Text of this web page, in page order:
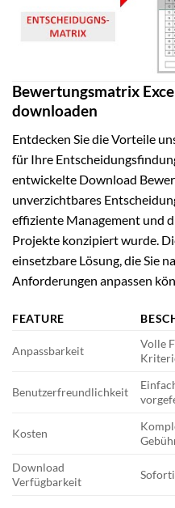
Bewertungsmatrix
downloaden
Entdecken Sie die Vorteile
für Ihre
entwickelte Download
unverzichtbares
effiziente Management und
Projekte konzipiert wurde.
einsetzbare Lösung, die Sie
Anforderungen anpassen
FEATURE
Anpassbarkeit
Volle
Benutzerfreundlichkeit
Kosten
Download
Verfügbarkeit